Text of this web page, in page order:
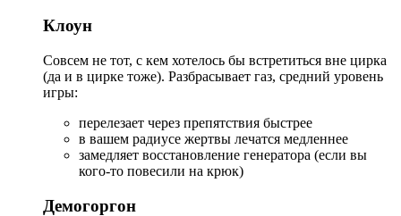
Клоун
Совсем не тот, с кем хотелось бы встретиться вне цирка
(да и в цирке тоже). Разбрасывает газ, средний уровень
игры:
перелезает через препятствия быстрее
в вашем радиусе жертвы лечатся медленнее
замедляет восстановление генератора (если вы
кого-то повесили на крюк)
Демогоргон